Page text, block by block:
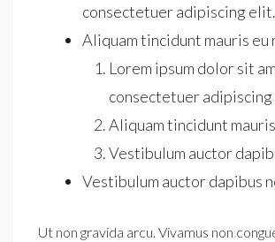
consectetuer adipiscing elit.
Aliquam tincidunt mauris eu
Lorem ipsum dolor sit
consectetuer
Aliquam tincidunt
Vestibulum auctor
Vestibulum auctor dapibus
Ut non gravida arcu. Vivamus non